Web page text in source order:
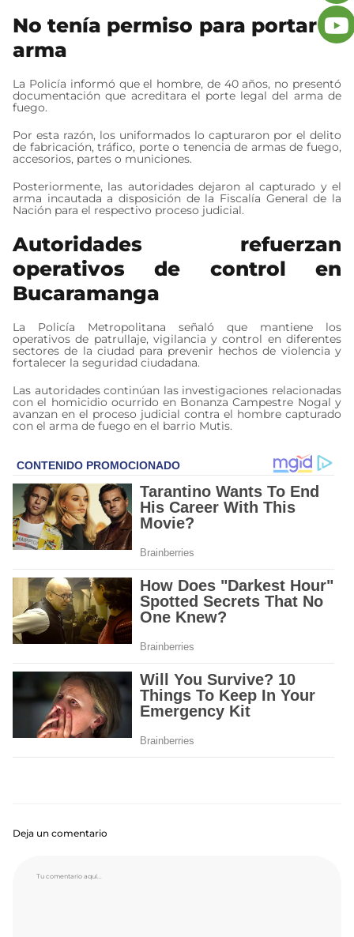
No tenía permiso para portar el
arma
La Policía informó que el hombre, de 40 años, no presentó
documentación que acreditara el porte legal del arma de
fuego.
Por esta razón, los uniformados lo capturaron por el delito
de fabricación, tráfico, porte o tenencia de armas de fuego,
accesorios, partes o municiones.
Posteriormente, las autoridades dejaron al capturado y el
arma incautada a disposición de la Fiscalía General de la
Nación para el respectivo proceso judicial.
Autoridades refuerzan
operativos de control en
Bucaramanga
La Policía Metropolitana señaló que mantiene los
operativos de patrullaje, vigilancia y control en diferentes
sectores de la ciudad para prevenir hechos de violencia y
fortalecer la seguridad ciudadana.
Las autoridades continúan las investigaciones relacionadas
con el homicidio ocurrido en Bonanza Campestre Nogal y
avanzan en el proceso judicial contra el hombre capturado
con el arma de fuego en el barrio Mutis.
Deja un comentario